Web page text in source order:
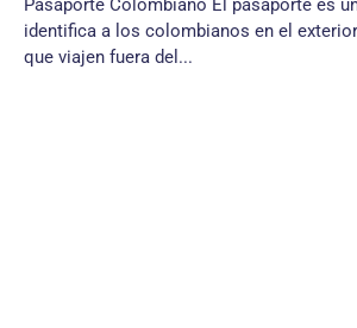
Pasaporte Colombiano El pasaporte es
identifica a los colombianos en el
que viajen fuera del...